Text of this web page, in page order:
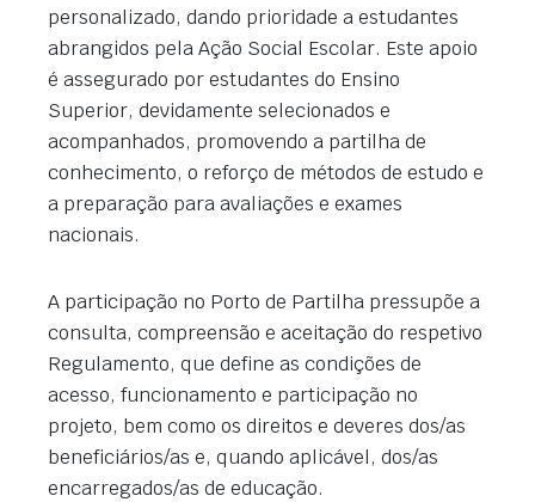
personalizado, dando prioridade a estudantes
abrangidos pela Ação Social Escolar. Este apoio
é assegurado por estudantes do Ensino
Superior, devidamente selecionados e
acompanhados, promovendo a partilha de
conhecimento, o reforço de métodos de estudo e
a preparação para avaliações e exames
nacionais.
A participação no Porto de Partilha pressupõe a
consulta, compreensão e aceitação do respetivo
Regulamento, que define as condições de
acesso, funcionamento e participação no
projeto, bem como os direitos e deveres dos/as
beneficiários/as e, quando aplicável, dos/as
encarregados/as de educação.